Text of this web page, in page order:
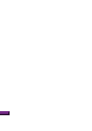
Search